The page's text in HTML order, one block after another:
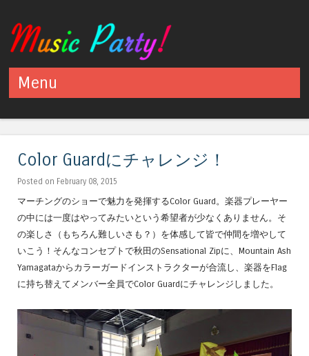
Menu
Color Guardにチャレンジ！
Posted on February 08, 2015
マーチングのショーで魅力を発揮するColor Guard。楽器プレーヤー
の中には一度はやってみたいという希望者が少なくありません。そ
の楽しさ（もちろん難しいさも？）を体感して皆で仲間を増やして
いこう！そんなコンセプトで秋田のSensational Zipに、Mountain Ash
Yamagataからカラーガードインストラクターが合流し、楽器をFlag
に持ち替えてメンバー全員でColor Guardにチャレンジしました。